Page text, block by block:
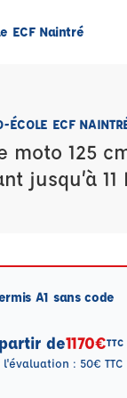
ECF Naintré
ÉCOLE ECF
125
jusqu’à 11
A1 sans code
de1170€TTC
l'évaluation : 50€ TTC